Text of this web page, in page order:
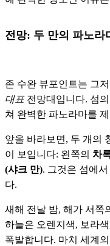
전망: 두 만의 파노라
존 수완 뷰포인트는 그
대표전망대입니다. 섬
쳐 완벽한 파노라마를
앞을 바라보면, 두 개의
이 보입니다: 왼쪽의 차
(샤크 만). 그것은 섬에
다.
새해 전날 밤, 해가 서쪽
하늘은 오렌지색, 보라
폭발합니다. 마치 세계